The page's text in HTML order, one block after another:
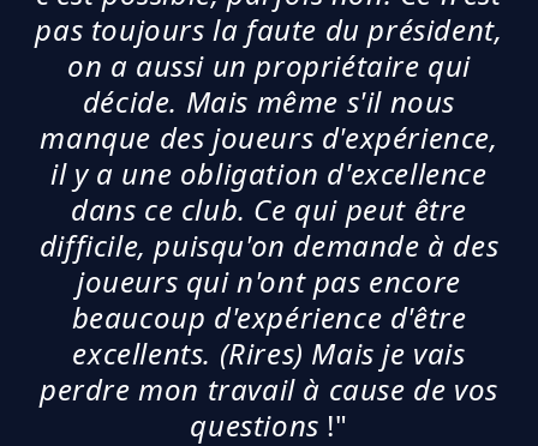
pas toujours la faute du président,
on a aussi un propriétaire qui
décide. Mais même s'il nous
manque des joueurs d'expérience,
il y a une obligation d'excellence
dans ce club. Ce qui peut être
difficile, puisqu'on demande à des
joueurs qui n'ont pas encore
beaucoup d'expérience d'être
excellents. (Rires) Mais je vais
perdre mon travail à cause de vos
questions !"